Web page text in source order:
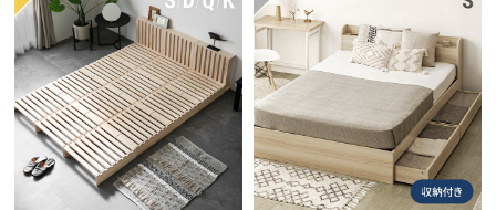
に
つ
い
て
搬
入